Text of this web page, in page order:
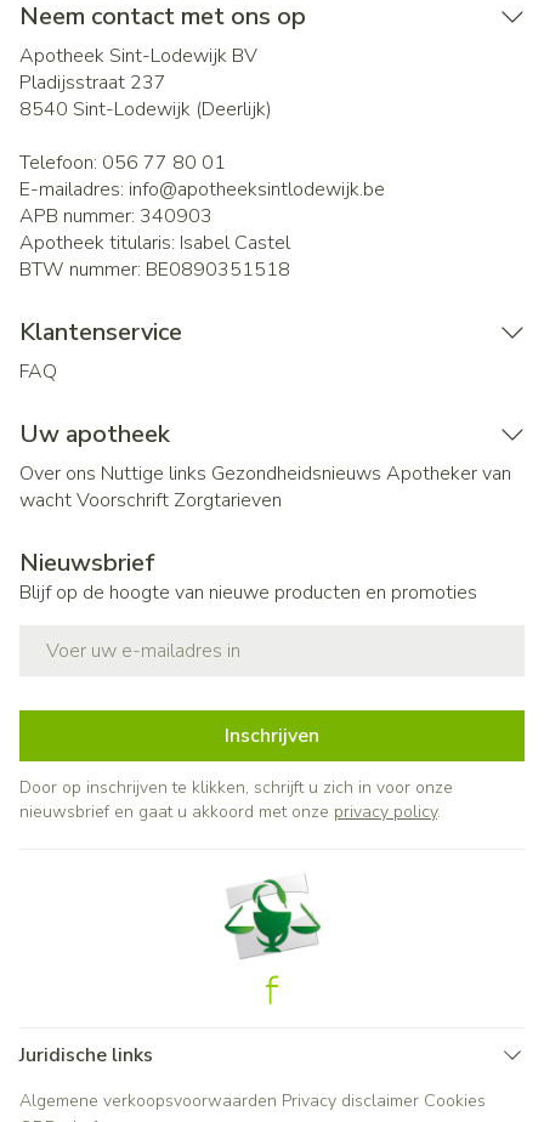
Neem contact met ons op
Apotheek Sint-Lodewijk BV
Pladijsstraat 237
8540 Sint-Lodewijk (Deerlijk)
Telefoon: 056 77 80 01
E-mailadres: info@apotheeksintlodewijk.be
APB nummer: 340903
Apotheek titularis: Isabel Castel
BTW nummer: BE0890351518
Klantenservice
FAQ
Uw apotheek
Over ons Nuttige links Gezondheidsnieuws Apotheker van
wachtVoorschrift Zorgtarieven
Nieuwsbrief
Blijf op de hoogte van nieuwe producten en promoties
Inschrijven
Door op inschrijven te klikken, schrijft u zich in voor onze
nieuwsbrief en gaat u akkoord met onze privacy policy.
Juridische links
Algemene verkoopsvoorwaarden Privacy disclaimer Cookies